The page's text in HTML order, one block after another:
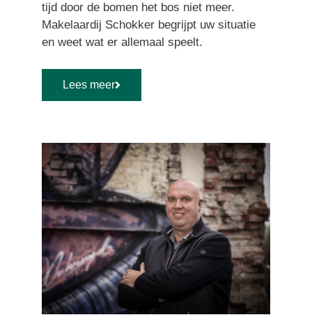
tijd door de bomen het bos niet meer.
Makelaardij Schokker begrijpt uw situatie
en weet wat er allemaal speelt.
Lees meer